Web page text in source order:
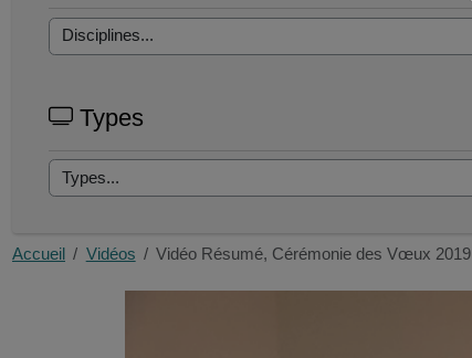
Types
Accueil Vidéos Vidéo Résumé, Cérémonie des Vœux 2019